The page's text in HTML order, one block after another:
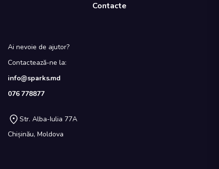
Contacte
Ai nevoie de ajutor?
Contactează-ne la:
info@sparks.md
076 778877
Str. Alba-Iulia 77A
Chișinău, Moldova